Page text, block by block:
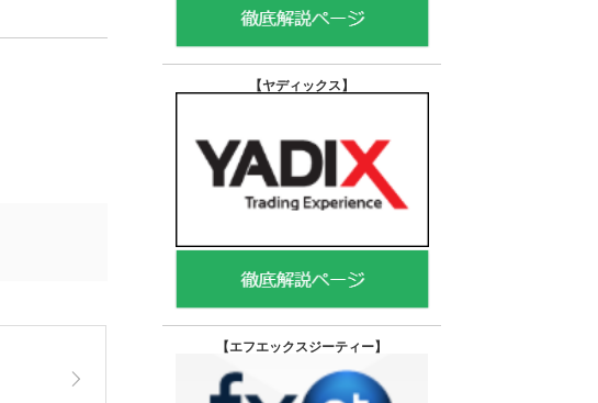
【ヤディックス 】
【エフエックスジーティー】